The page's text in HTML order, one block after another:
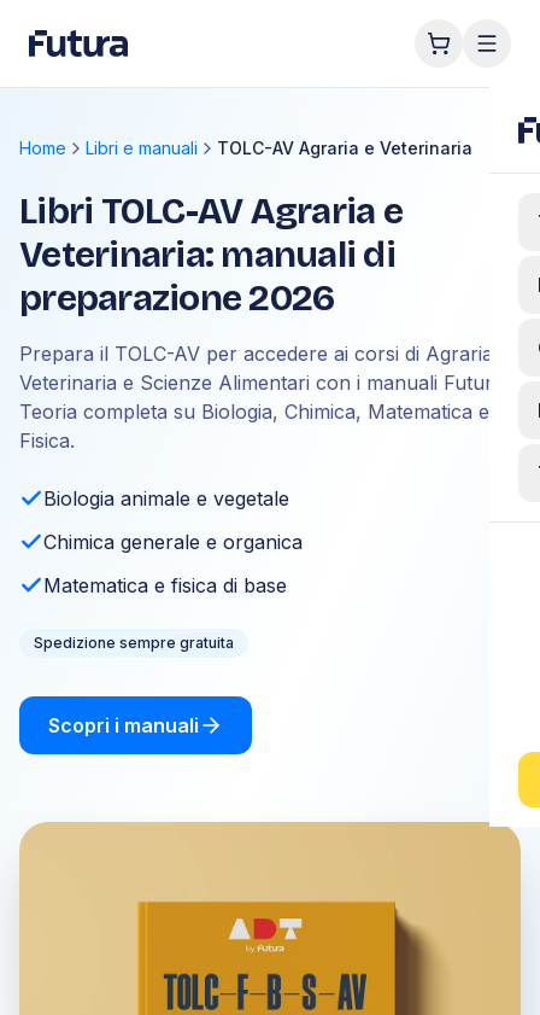
Home Libri e manuali TOLC-AV Agraria e Veterinaria
Libri TOLC-AV Agraria e
Veterinaria: manuali di
preparazione 2026
Prepara il TOLC-AV per accedere ai corsi di Agraria,
Veterinaria e Scienze Alimentari con i manuali Futura.
Teoria completa su Biologia, Chimica, Matematica e
Fisica.
Biologia animale e vegetale
Chimica generale e organica
Matematica e fisica di base
Spedizione sempre gratuita
Scopri i manuali